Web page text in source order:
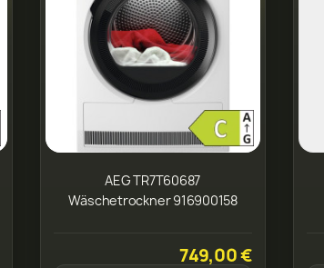
AEG TR7T60687
Wäschetrockner 916900158
749,00 €